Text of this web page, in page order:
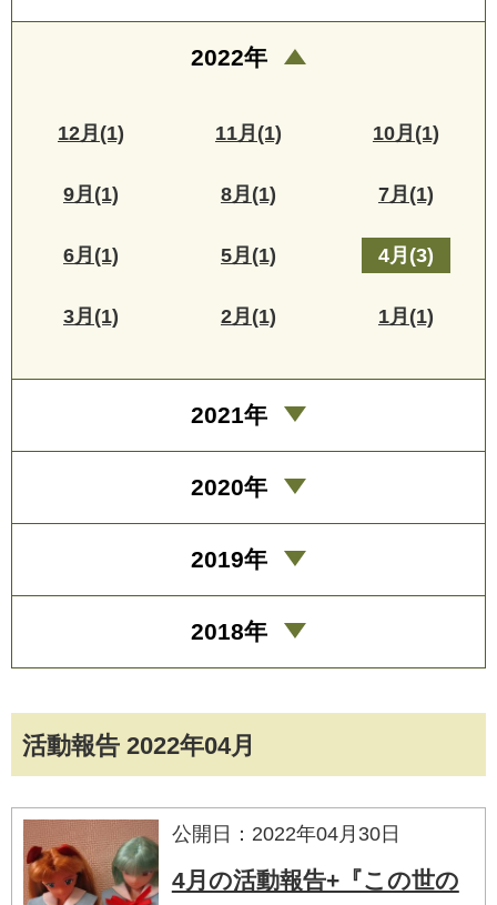
活動報告 2022年04月
公開日：2022年04月30日
4月の活動報告+『この世の
2022年
12月(1) 11月(1) 10月(1)
9月(1) 8月(1) 7月(1)
6月(1) 5月(1) 4月(3)
3月(1) 2月(1) 1月(1)
2021年
2020年
2019年
2018年